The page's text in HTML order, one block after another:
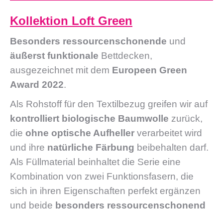
Kollektion Loft Green
Besonders ressourcenschonende und
äußerst funktionale Bettdecken,
ausgezeichnet mit dem Europeen Green
Award 2022.
Als Rohstoff für den Textilbezug greifen wir auf
kontrolliert biologische Baumwolle zurück,
die ohne optische Aufheller verarbeitet wird
und ihre natürliche Färbung beibehalten darf.
Als Füllmaterial beinhaltet die Serie eine
Kombination von zwei Funktionsfasern, die
sich in ihren Eigenschaften perfekt ergänzen
und beide besonders ressourcenschonend